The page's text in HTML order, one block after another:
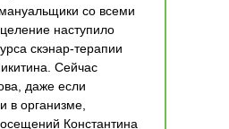
со всеми
наступило
скэнар-терапии
Сейчас
даже если
в организме,
Константина